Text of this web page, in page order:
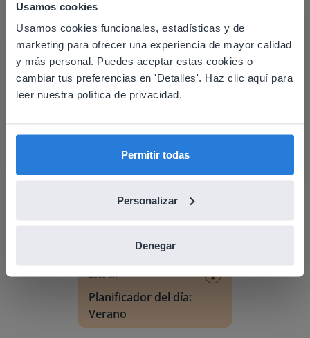
Usamos cookies
Usamos cookies funcionales, estadísticas y de
marketing para ofrecer una experiencia de mayor calidad
y más personal. Puedes aceptar estas cookies o
cambiar tus preferencias en 'Detalles'. Haz clic aquí para
leer nuestra política de privacidad.
Permitir todas
Personalizar
Denegar
Descubrir más!
Lección
Planificador del día:
Verano
This website doesn't match
your location
Based on your location, we think you might
prefer to visit our English website. There you'll
English
Español